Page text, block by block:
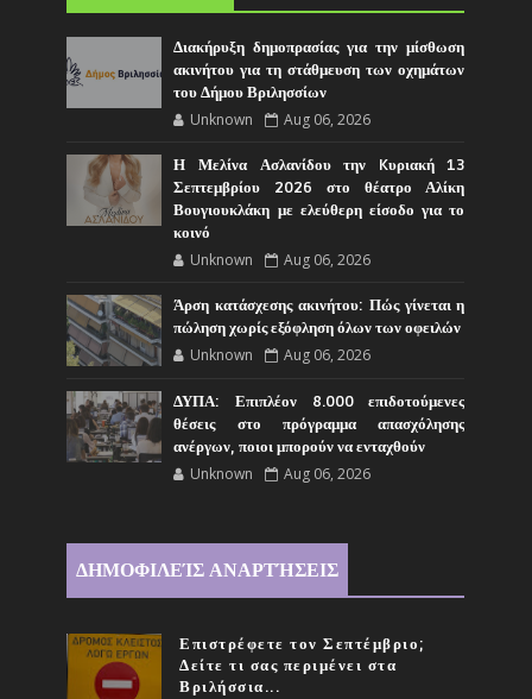
Διακήρυξη δημοπρασίας για την μίσθωση
ακινήτου για τη στάθμευση των οχημάτων
του Δήμου Βριλησσίων
Unknown Aug 06, 2026
Η Μελίνα Ασλανίδου την Kυριακή 13
Σεπτεμβρίου 2026 στο θέατρο Αλίκη
Βουγιουκλάκη με ελεύθερη είσοδο για το
κοινό
Unknown Aug 06, 2026
Άρση κατάσχεσης ακινήτου: Πώς γίνεται η
πώληση χωρίς εξόφληση όλων των οφειλών
Unknown Aug 06, 2026
ΔΥΠΑ: Επιπλέον 8.000 επιδοτούμενες
θέσεις στο πρόγραμμα απασχόλησης
ανέργων, ποιοι μπορούν να ενταχθούν
Unknown Aug 06, 2026
ΔΗΜΟΦΙΛΕΊΣ ΑΝΑΡΤΉΣΕΙΣ
Επιστρέφετε τον Σεπτέμβριο;
Δείτε τι σας περιμένει στα
Βριλήσσια...